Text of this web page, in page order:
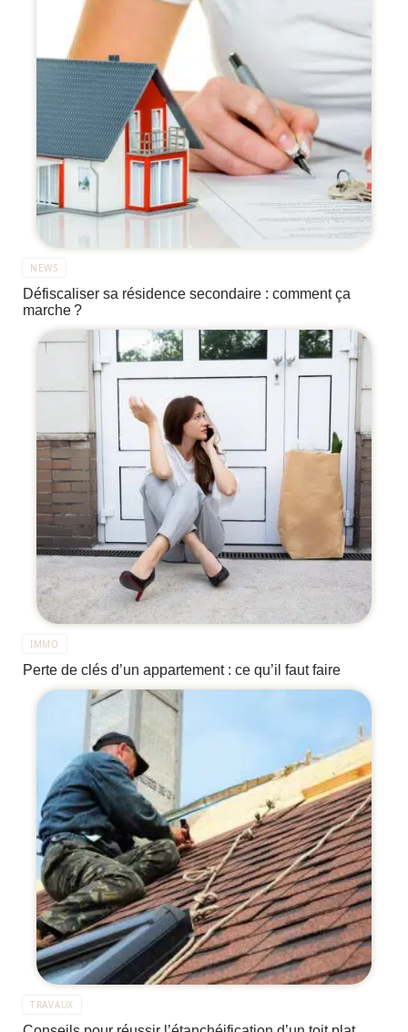
NEWS
Défiscaliser sa résidence secondaire : comment ça
marche ?
IMMO
Perte de clés d’un appartement : ce qu’il faut faire
TRAVAUX